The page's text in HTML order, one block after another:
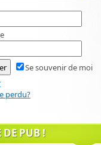
Se souvenir de moi
perdu?
DE PUB !